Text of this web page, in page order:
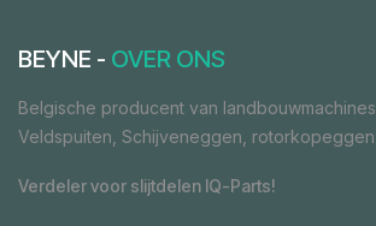
BEYNE - OVER ONS
Belgische producent van landbouwmachines
Veldspuiten, Schijveneggen, rotorkopeggen
Verdeler voor slijtdelen IQ-Parts!